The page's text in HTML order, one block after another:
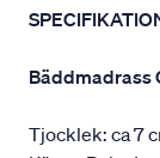
Bäddmadrass
Tjocklek: ca 7